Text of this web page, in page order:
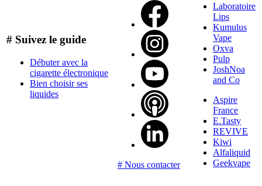
# Suivez le guide
Débuter avec la
cigarette électronique
Bien choisir ses
liquides
# Nous contacter
Laboratoire
Lips
Kumulus
Vape
Oxva
Pulp
JoshNoa
and Co
Aspire
France
E.Tasty
REVIVE
Kiwi
Alfaliquid
Geekvape